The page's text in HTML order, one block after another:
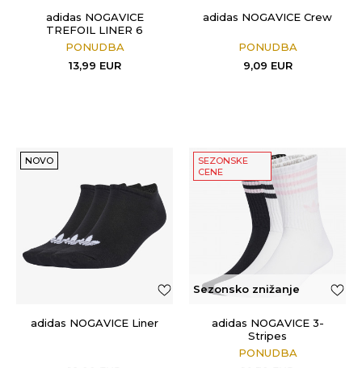
adidas NOGAVICE
TREFOIL LINER 6
PONUDBA
13,99 EUR
adidas NOGAVICE Crew
PONUDBA
9,09 EUR
NOVO
adidas NOGAVICE Liner
SEZONSKE
CENE
Sezonsko znižanje
adidas NOGAVICE 3-
Stripes
PONUDBA